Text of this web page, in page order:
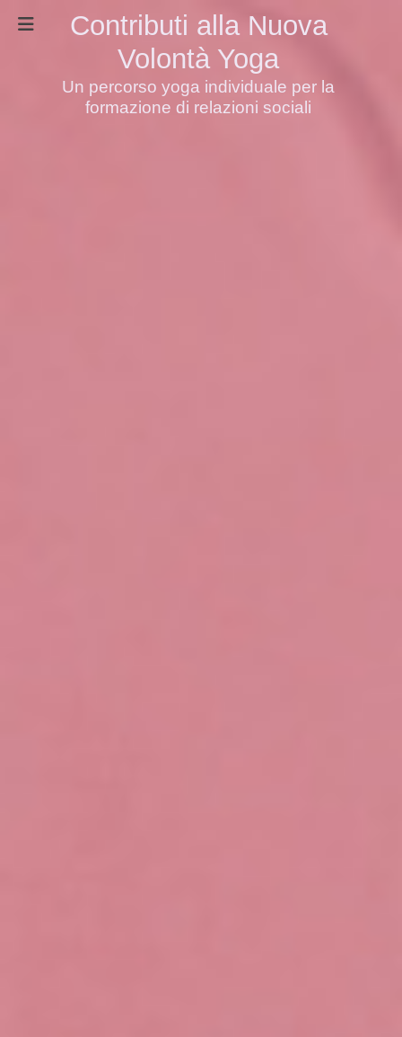
Contributi alla Nuova
Volontà Yoga
Un percorso yoga individuale per la
formazione di relazioni sociali